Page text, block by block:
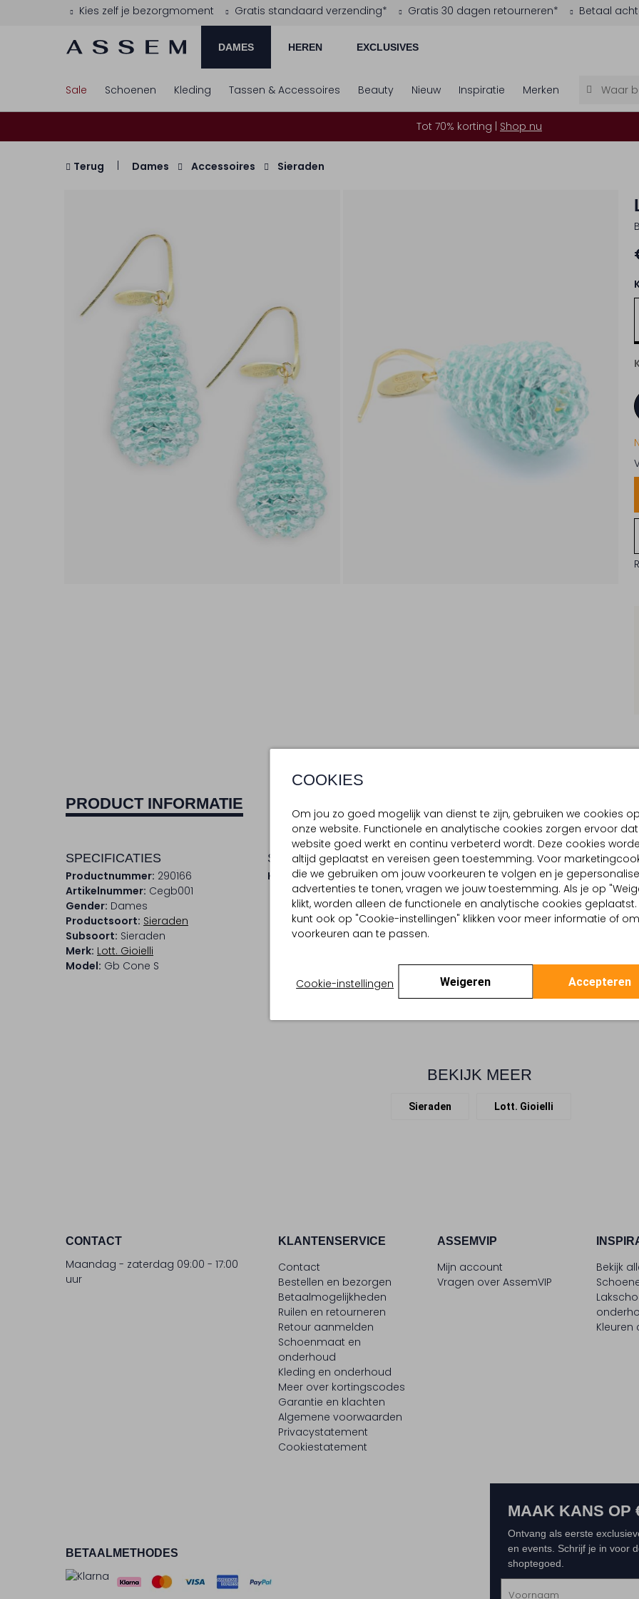
Kies zelf je bezorgmoment Gratis standaard verzending* Gratis 30 dagen retourneren* Betaal
DAMES HEREN EXCLUSIVES
COOKIES
Om jou zo goed mogelijk van dienst te zijn, gebruiken we cookies op
onze website. Functionele en analytische cookies zorgen ervoor
website goed werkt en continu verbeterd wordt. Deze cookies
altijd geplaatst en vereisen geen toestemming. Voor
die we gebruiken om jouw voorkeuren te volgen en je
advertenties te tonen, vragen we jouw toestemming. Als je op
klikt, worden alleen de functionele en analytische cookies geplaatst.
kunt ook op "Cookie-instellingen" klikken voor meer informatie of
voorkeuren aan te passen.
Cookie-instellingen Weigeren Accepteren
Sale Schoenen Kleding Tassen & Accessoires Beauty Nieuw Inspiratie Merken
Tot 70% korting | Shop nu
Terug Dames Accessoires Sieraden
PRODUCT INFORMATIE
SPECIFICATIES
Productnummer: 290166
Artikelnummer: Cegb001
Gender: Dames
Productsoort: Sieraden
Subsoort: Sieraden
Merk: Lott. Gioielli
Model: Gb Cone S
SAMENSTELLING & PASVORM
Kleur: Blauw
OMSCHRIJVING
Hey dames, check deze GB
accessoires zijn perfect om
gerecycled 925 Sterling
sieraden voor een stijlvolle
haar unieke en trendy
BEKIJK MEER
Sieraden Lott. Gioielli
CONTACT
Maandag - zaterdag 09:00 - 17:00
uur
KLANTENSERVICE
Contact
Bestellen en bezorgen
Betaalmogelijkheden
Ruilen en retourneren
Retour aanmelden
Schoenmaat en
onderhoud
Kleding en onderhoud
Meer over kortingscodes
Garantie en klachten
Algemene voorwaarden
Privacystatement
Cookiestatement
ASSEMVIP
Mijn account
Vragen over AssemVIP
Bekijk
BETAALMETHODES
MAAK KANS OP
Ontvang als eerste
en events. Schrijf je in voor
shoptegoed.